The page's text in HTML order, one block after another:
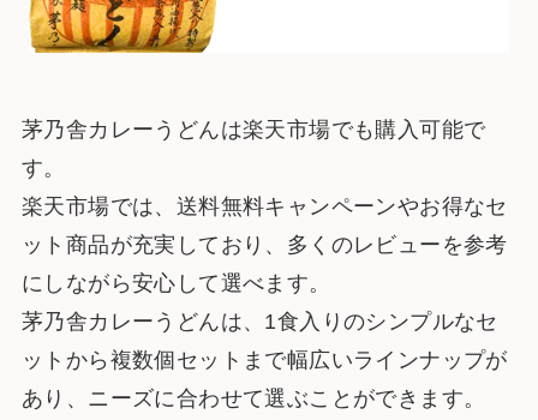
茅乃舎カレーうどんは楽天市場でも購入可能で
す。
楽天市場では、送料無料キャンペーンやお得なセ
ット商品が充実しており、多くのレビューを参考
にしながら安心して選べます。
茅乃舎カレーうどんは、1食入りのシンプルなセ
ットから複数個セットまで幅広いラインナップが
あり、ニーズに合わせて選ぶことができます。